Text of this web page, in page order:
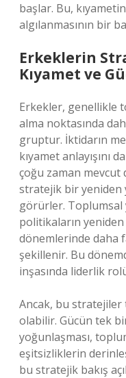
başlar. Bu,
algılanmasının bir
Erkeklerin
Kıyamet ve
Erkekler, genellikle
alma noktasında
gruptur. İktidarın
kıyamet anlayışını
çoğu zaman mevcut
stratejik bir yeniden
görürler. Toplumsal
politikaların
dönemlerinde daha
şekillenir. Bu
inşasında liderlik
Ancak, bu
olabilir. Gücün tek
yoğunlaşması,
eşitsizliklerin
bu stratejik bakış